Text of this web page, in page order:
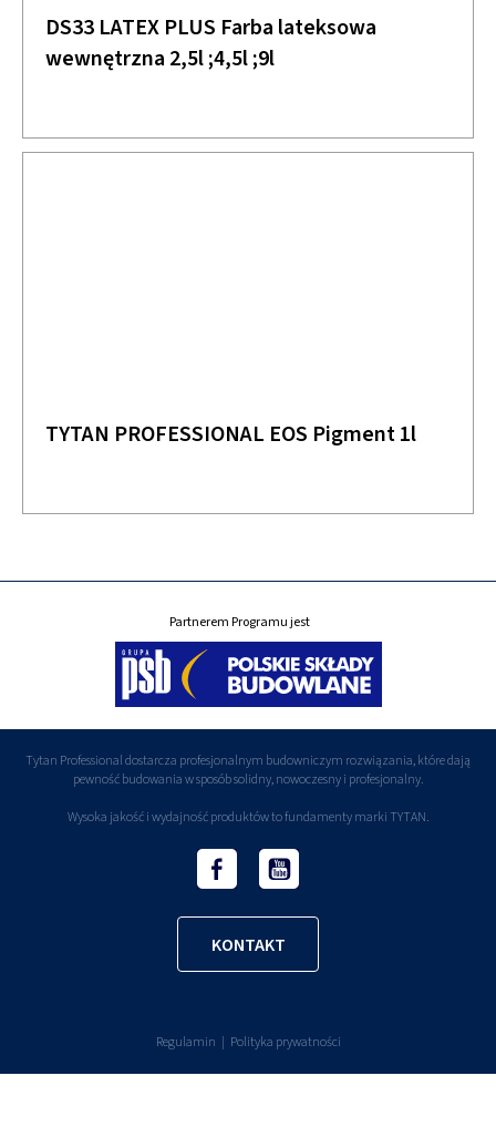
DS33 LATEX PLUS Farba lateksowa
wewnętrzna 2,5l ;4,5l ;9l
TYTAN PROFESSIONAL EOS Pigment 1l
Partnerem Programu jest
Tytan Professional dostarcza profesjonalnym budowniczym rozwiązania, które dają
pewność budowania w sposób solidny, nowoczesny i profesjonalny.
Wysoka jakość i wydajność produktów to fundamenty marki TYTAN.
KONTAKT
Regulamin Polityka prywatności